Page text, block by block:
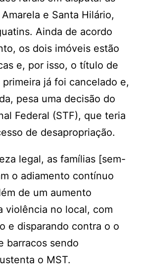
e Santa Hilário,
Ainda de acordo
os dois imóveis estão
e, por isso, o título de
já foi cancelado e,
pesa uma decisão do
Federal (STF), que teria
de desapropriação.
legal, as famílias [sem-
o adiamento contínuo
de um aumento
violência no local, com
e disparando contra o o
barracos sendo
o MST.